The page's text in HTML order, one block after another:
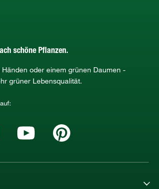
schöne Pflanzen.
oder einem grünen Daumen -
grüner Lebensqualität.